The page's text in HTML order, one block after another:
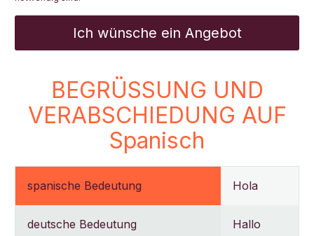
BEGRÜSSUNG UND
VERABSCHIEDUNG AUF
Spanisch
spanische Bedeutung Hola
deutsche Bedeutung Hallo